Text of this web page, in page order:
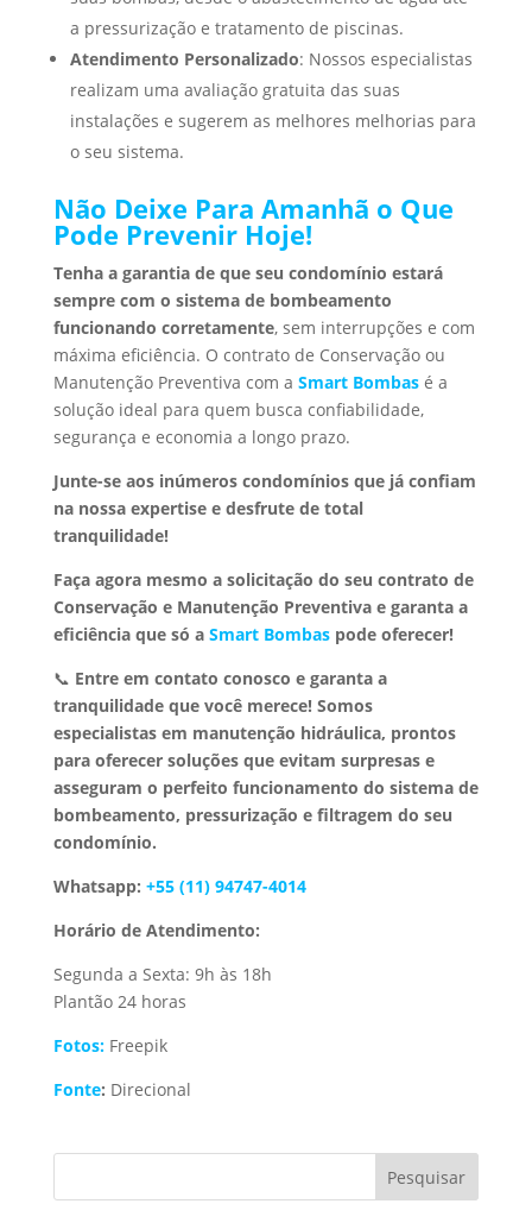
a pressurização e tratamento de piscinas.
Atendimento Personalizado: Nossos especialistas
realizam uma avaliação gratuita das suas
instalações e sugerem as melhores melhorias para
o seu sistema.
Não Deixe Para Amanhã o Que
Pode Prevenir Hoje!
Tenha a garantia de que seu condomínio estará
sempre com o sistema de bombeamento
funcionando corretamente, sem interrupções e com
máxima eficiência. O contrato de Conservação ou
Manutenção Preventiva com a Smart Bombasé a
solução ideal para quem busca confiabilidade,
segurança e economia a longo prazo.
Junte-se aos inúmeros condomínios que já confiam
na nossa expertise e desfrute de total
tranquilidade!
Faça agora mesmo a solicitação do seu contrato de
Conservação e Manutenção Preventiva e garanta a
eficiência que só a Smart Bombaspode oferecer!
📞 Entre em contato conosco e garanta a
tranquilidade que você merece! Somos
especialistas em manutenção hidráulica, prontos
para oferecer soluções que evitam surpresas e
asseguram o perfeito funcionamento do sistema de
bombeamento, pressurização e filtragem do seu
condomínio.
Whatsapp: +55 (11) 94747-4014
Horário de Atendimento:
Segunda a Sexta: 9h às 18h
Plantão 24 horas
Fotos:Freepik
Fonte: Direcional
Pesquisar